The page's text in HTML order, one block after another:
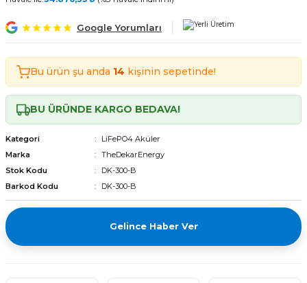
Moped Bataryası
Moped Bataryası
Moped Bataryası
Google Yorumları
Bu ürün şu anda 14 kişinin sepetinde!
BU ÜRÜNDE KARGO BEDAVA!
Kategori
LiFePO4 Aküler
Marka
TheDekarEnergy
Stok Kodu
DK-300-B
Barkod Kodu
DK-300-B
Gelince Haber Ver
Moped Bataryası
Moped Bataryası
Moped Bataryası